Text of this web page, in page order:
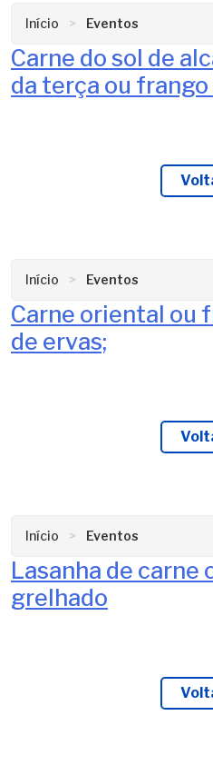
Início Eventos
Carne do sol de
da terça ou
Início Eventos
Carne oriental ou
de ervas;
Início Eventos
Lasanha de carne
grelhado